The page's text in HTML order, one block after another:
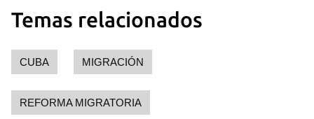
Temas relacionados
CUBA MIGRACIÓN
REFORMA MIGRATORIA